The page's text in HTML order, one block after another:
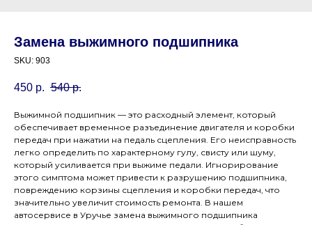
Замена выжимного подшипника
SKU: 903
450 р. 540 р.
Выжимной подшипник — это расходный элемент, который
обеспечивает временное разъединение двигателя и коробки
передач при нажатии на педаль сцепления. Его неисправность
легко определить по характерному гулу, свисту или шуму,
который усиливается при выжиме педали. Игнорирование
этого симптома может привести к разрушению подшипника,
повреждению корзины сцепления и коробки передач, что
значительно увеличит стоимость ремонта. В нашем
автосервисе в Уручье замена выжимного подшипника